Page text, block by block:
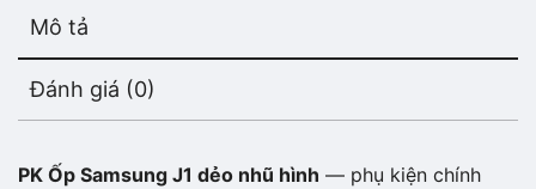
Mô tả
Đánh giá (0)
PK Ốp Samsung J1 dẻo nhũ hình — phụ kiện chính